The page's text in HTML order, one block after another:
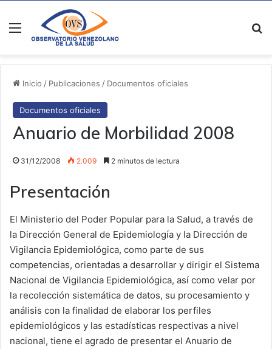
Menú
Inicio / Publicaciones / Documentos oficiales
Documentos oficiales
Anuario de Morbilidad 2008
31/12/2008 2.009 2 minutos de lectura
Presentación
El Ministerio del Poder Popular para la Salud, a través de
la Dirección General de Epidemiología y la Dirección de
Vigilancia Epidemiológica, como parte de sus
competencias, orientadas a desarrollar y dirigir el Sistema
Nacional de Vigilancia Epidemiológica, así como velar por
la recolección sistemática de datos, su procesamiento y
análisis con la finalidad de elaborar los perfiles
epidemiológicos y las estadísticas respectivas a nivel
nacional, tiene el agrado de presentar el Anuario de